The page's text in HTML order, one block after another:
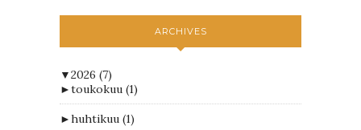
ARCHIVES
▼2026 (7)
►toukokuu (1)
►huhtikuu (1)